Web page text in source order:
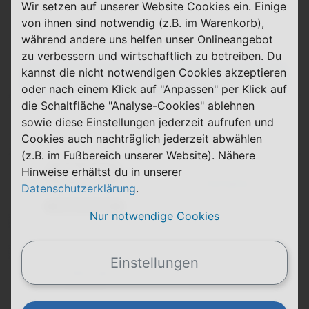
0,00 €
einmalig
ab11,99 €
pro Monat
Abgelaufen
Allnet Flat 100 GB 5G Flex
Laufzeit Vodafone (D2)
Wir setzen auf unserer Website Cookies ein. Einige
von ihnen sind notwendig (z.B. im Warenkorb),
während andere uns helfen unser Onlineangebot
zu verbessern und wirtschaftlich zu betreiben. Du
kannst die nicht notwendigen Cookies akzeptieren
oder nach einem Klick auf "Anpassen" per Klick auf
die Schaltfläche "Analyse-Cookies" ablehnen
sowie diese Einstellungen jederzeit aufrufen und
Cookies auch nachträglich jederzeit abwählen
(z.B. im Fußbereich unserer Website). Nähere
Hinweise erhältst du in unserer
Datenschutzerklärung.
Nur notwendige Cookies
Einstellungen